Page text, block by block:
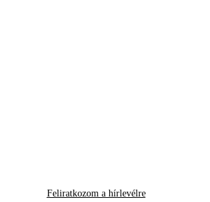
Feliratkozom a hírlevélre